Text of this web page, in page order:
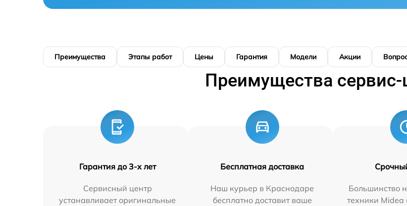
Преимущества Этапы работ Цены Гарантия Модели Акции
Преимущества сервис-
Гарантия до 3-х лет
Сервисный центр
устанавливает оригинальные
Бесплатная доставка
Наш курьер в Краснодаре
бесплатно доставит ваше
Большинство
техники